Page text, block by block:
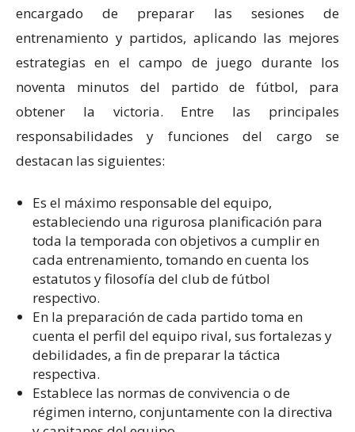
encargado de preparar las sesiones de
entrenamiento y partidos, aplicando las mejores
estrategias en el campo de juego durante los
noventa minutos del partido de fútbol, para
obtener la victoria. Entre las principales
responsabilidades y funciones del cargo se
destacan las siguientes:
Es el máximo responsable del equipo,
estableciendo una rigurosa planificación para
toda la temporada con objetivos a cumplir en
cada entrenamiento, tomando en cuenta los
estatutos y filosofía del club de fútbol
respectivo.
En la preparación de cada partido toma en
cuenta el perfil del equipo rival, sus fortalezas y
debilidades, a fin de preparar la táctica
respectiva.
Establece las normas de convivencia o de
régimen interno, conjuntamente con la directiva